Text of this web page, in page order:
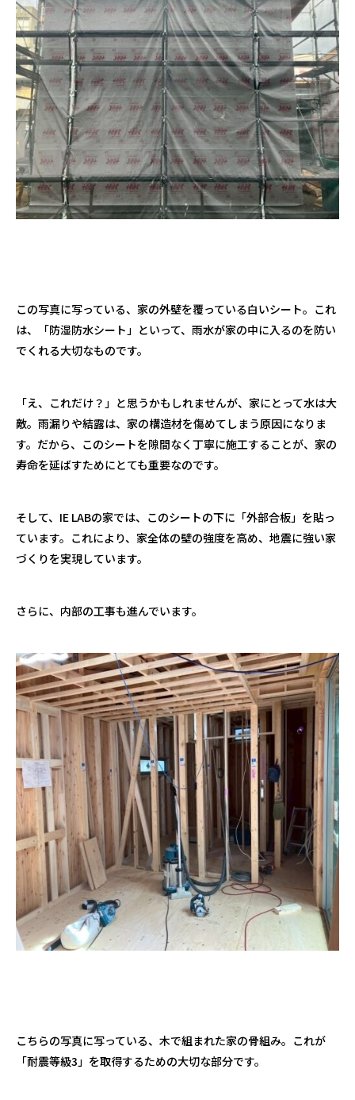
この写真に写っている、家の外壁を覆っている白いシート。これ
は、「防湿防水シート」といって、雨水が家の中に入るのを防い
でくれる大切なものです。
「え、これだけ？」と思うかもしれませんが、家にとって水は大
敵。雨漏りや結露は、家の構造材を傷めてしまう原因になりま
す。だから、このシートを隙間なく丁寧に施工することが、家の
寿命を延ばすためにとても重要なのです。
そして、 IE LABの家では、このシートの下に「外部合板」を貼っ
ています。これにより、家全体の壁の強度を高め、地震に強い家
づくりを実現しています。
さらに、内部の工事も進んでいます。
こちらの写真に写っている、木で組まれた家の骨組み。これが
「耐震等級3 」を取得するための大切な部分です。